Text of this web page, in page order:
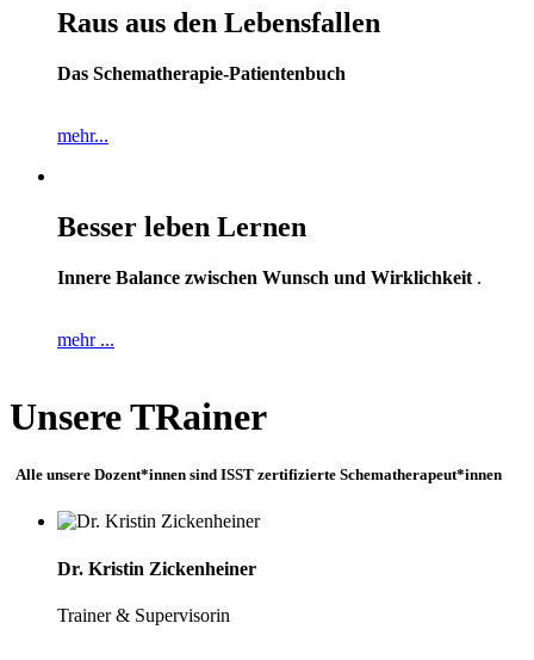
Raus aus den Lebensfallen
Das Schematherapie-Patientenbuch
mehr...
Besser leben Lernen
Innere Balance zwischen Wunsch und Wirklichkeit .
mehr ...
Unsere TRainer
Alle unsere Dozent*innen sind ISST zertifizierte Schematherapeut*innen
Dr. Kristin Zickenheiner
Trainer & Supervisorin